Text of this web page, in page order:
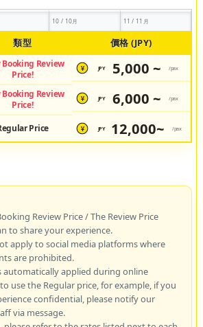
10 / 10月 11 / 11月
類型 價格 (JPY)
Booking Review
Price!
¥ JPY 5,000 ~ /pax
Booking Review
Price!
¥ JPY 6,000 ~ /pax
Price ¥ JPY 12,000~ /pax
Review Price / The Review Price
to share your experience.
apply to social media platforms where
are prohibited.
automatically applied during online
use the Regular price, for example, if you
confidential, please notify our
via message.